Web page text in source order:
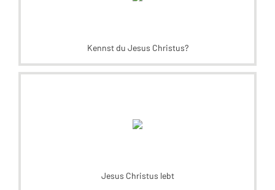
Kennst du Jesus Christus?
Jesus Christus lebt